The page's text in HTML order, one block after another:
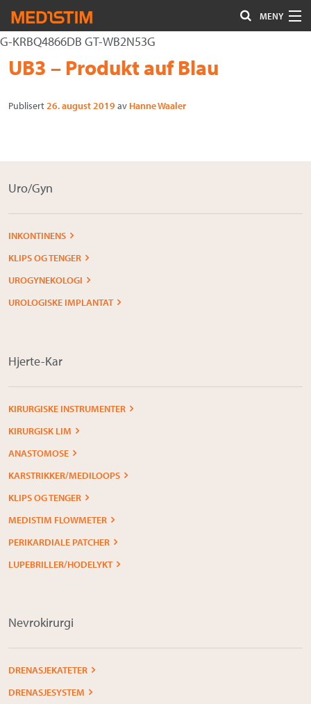
G-KRBQ4866DB GT-WB2N53G
MENY
Hjerte-Kar
Nevrokirurgi
Uro/Gyn
Kompresjon / Arr
Gå
innholdet
Forstørre
UB3 – Produkt auf Blau
Publisert26. august 2019 av Hanne Waaler
Uro/Gyn
INKONTINENS
KLIPS OG TENGER
UROGYNEKOLOGI
UROLOGISKE IMPLANTAT
Hjerte-Kar
KIRURGISKE INSTRUMENTER
KIRURGISK LIM
ANASTOMOSE
KARSTRIKKER/MEDILOOPS
KLIPS OG TENGER
MEDISTIM FLOWMETER
PERIKARDIALE PATCHER
LUPEBRILLER/HODELYKT
Nevrokirurgi
DRENASJEKATETER
DRENASJESYSTEM